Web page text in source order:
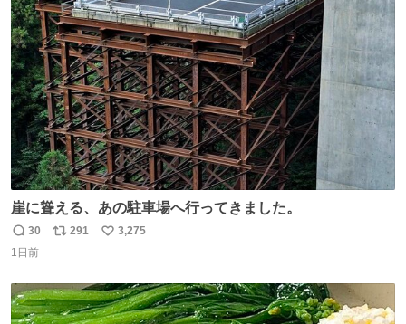
ト
数
数
崖に聳える、あの駐車場へ行ってきました。
返
信
30
リ
ト
数
291
い
数
3,275
1日前